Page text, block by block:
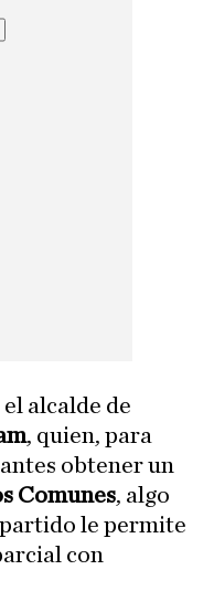
alcalde de
, quien, para
obtener un
Comunes, algo
le permite
con